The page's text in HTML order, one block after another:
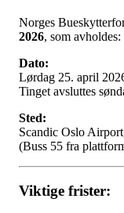
Norges
2026, som avholdes:
Dato:
Lørdag 25. april
Tinget avsluttes
Sted:
Scandic Oslo
(Buss 55 fra
Viktige frister: